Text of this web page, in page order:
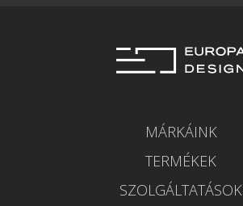
MÁRKÁINK
TERMÉKEK
SZOLGÁLTATÁSOK